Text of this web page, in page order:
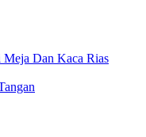
Dan Kaca Rias